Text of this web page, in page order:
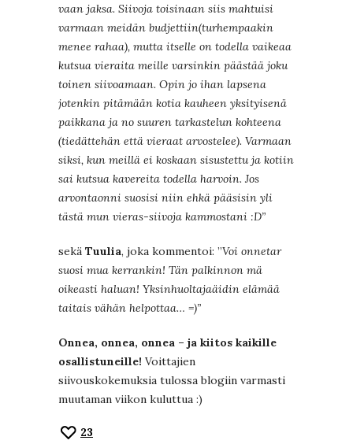
vaan jaksa. Siivoja toisinaan siis mahtuisi
varmaan meidän budjettiin(turhempaakin
menee rahaa), mutta itselle on todella vaikeaa
kutsua vieraita meille varsinkin päästää joku
toinen siivoamaan. Opin jo ihan lapsena
jotenkin pitämään kotia kauheen yksityisenä
paikkana ja no suuren tarkastelun kohteena
(tiedättehän että vieraat arvostelee). Varmaan
siksi, kun meillä ei koskaan sisustettu ja kotiin
sai kutsua kavereita todella harvoin. Jos
arvontaonni suosisi niin ehkä pääsisin yli
tästä mun vieras-siivoja kammostani :D”
sekä Tuulia, joka kommentoi: ”Voi onnetar
suosi mua kerrankin! Tän palkinnon mä
oikeasti haluan! Yksinhuoltajaäidin elämää
taitais vähän helpottaa… =)”
Onnea, onnea, onnea – ja kiitos kaikille
osallistuneille! Voittajien
siivouskokemuksia tulossa blogiin varmasti
muutaman viikon kuluttua :)
23